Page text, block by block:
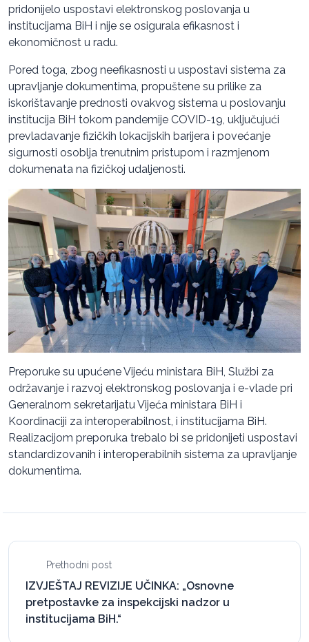
pridonijelo uspostavi elektronskog poslovanja u
institucijama BiH i nije se osigurala efikasnost i
ekonomičnost u radu.
Pored toga, zbog neefikasnosti u uspostavi sistema za
upravljanje dokumentima, propuštene su prilike za
iskorištavanje prednosti ovakvog sistema u poslovanju
institucija BiH tokom pandemije COVID-19, uključujući
prevladavanje fizičkih lokacijskih barijera i povećanje
sigurnosti osoblja trenutnim pristupom i razmjenom
dokumenata na fizičkoj udaljenosti.
Preporuke su upućene Vijeću ministara BiH, Službi za
održavanje i razvoj elektronskog poslovanja i e-vlade pri
Generalnom sekretarijatu Vijeća ministara BiH i
Koordinaciji za interoperabilnost, i institucijama BiH.
Realizacijom preporuka trebalo bi se pridonijeti uspostavi
standardizovanih i interoperabilnih sistema za upravljanje
dokumentima.
Prethodni post
IZVJEŠTAJ REVIZIJE UČINKA: „Osnovne
pretpostavke za inspekcijski nadzor u
institucijama BiH.“